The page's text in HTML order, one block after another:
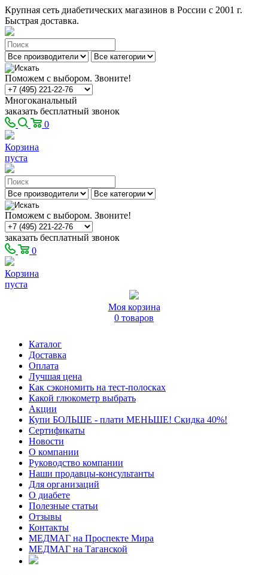
Крупная сеть диабетических магазинов в России с 2001 г.
Быстрая доставка.
Поможем с выбором. Звоните!
Многоканальный
заказать бесплатный звонок
0
Корзина
пуста
Поможем с выбором. Звоните!
заказать бесплатный звонок
0
Корзина
пуста
Моя корзина
0 товаров
Каталог
Доставка
Оплата
Лучшая цена
Как сэкономить на тест-полосках
Какой глюкометр выбрать
Акции
Купи БОЛЬШЕ - плати МЕНЬШЕ! Скидка 40%!
Сертификаты
Новости
О компании
Руководство компании
Наши продавцы-консультанты
Для организаций
О диабете
Полезные статьи
Отзывы
Контакты
МЕДМАГ на Проспекте Мира
МЕДМАГ на Таганской